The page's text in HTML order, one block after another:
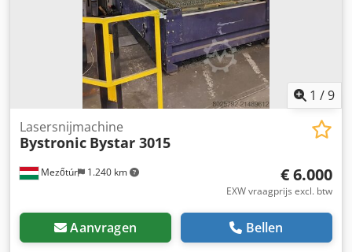
1 /9
Mezőtúr 1.240 km
Lasersnijmachine
Bystronic Bystar 3015
€ 6.000
EXW vraagprijs excl. btw
Aanvragen Bellen